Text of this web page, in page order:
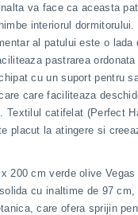
va face ca aceasta
interiorul dormitorului.
al patului este o lada
pastrarea
cu un suport pentru
care faciliteaza
Textilul catifelat (Perfect
placut la atingere si
200 cm verde olive
cu inaltime de 97 cm,
care ofera sprijin